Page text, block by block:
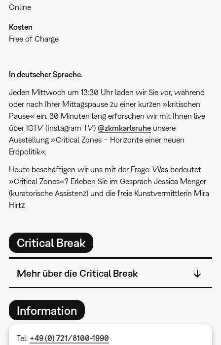
Online
Kosten
Free of Charge
In deutscher Sprache.
Jeden Mittwoch um 13:30 Uhr laden wir Sie vor, während
oder nach Ihrer Mittagspause zu einer kurzen »kritischen
Pause« ein. 30 Minuten lang erforschen wir mit Ihnen live
über IGTV (Instagram TV) @zkmkarlsruheunsere
Ausstellung »Critical Zones – Horizonte einer neuen
Erdpolitik«.
Heute beschäftigen wir uns mit der Frage: Was bedeutet
»Critical Zones«? Erleben Sie im Gespräch Jessica Menger
(kuratorische Assistenz) und die freie Kunstvermittlerin Mira
Hirtz.
Critical Break
Mehr über die Critical Break
Information
Tel: +49 (0) 721/8100-1990